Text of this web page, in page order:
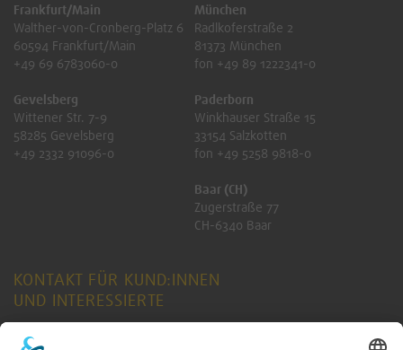
Frankfurt/Main
Walther-von-Cronberg-Platz 6
60594 Frankfurt/Main
+49 69 6783060-0
Gevelsberg
Wittener Str. 7-9
58285 Gevelsberg
+49 2332 91096-0
München
Radlkoferstraße 2
81373 München
fon +49 89 1222341-0
Paderborn
Winkhauser Straße 15
33154 Salzkotten
fon +49 5258 9818-0
Baar (CH)
Zugerstraße 77
CH-6340 Baar
KONTAKT FÜR KUND:INNEN
UND INTERESSIERTE